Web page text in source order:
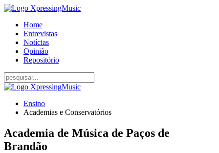
Home
Entrevistas
Notícias
Opinião
Repositório
Ensino
Academias e Conservatórios
Academia de Música de Paços de
Brandão